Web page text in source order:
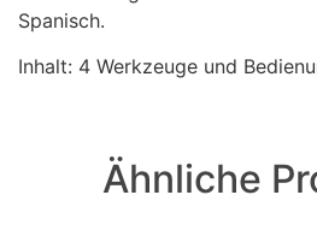
Spanisch.
Inhalt: 4 Werkzeuge und
Ähnliche